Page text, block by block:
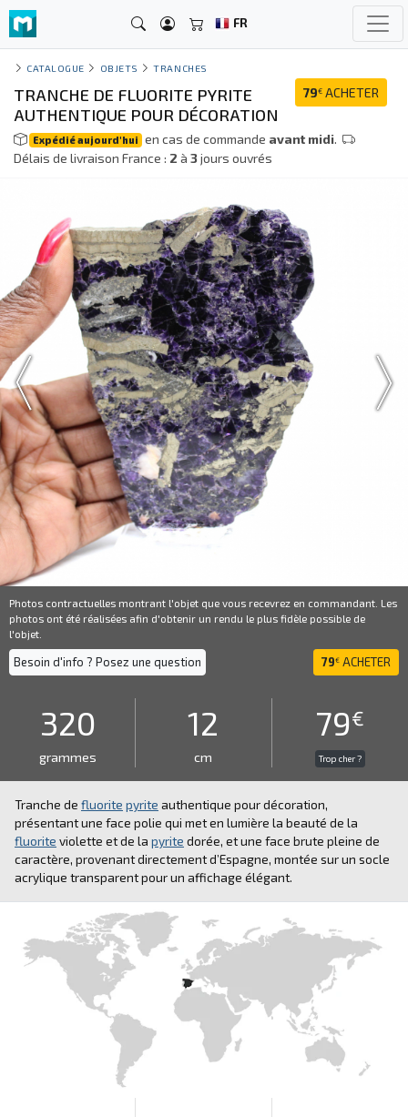
FR
CATALOGUE OBJETS TRANCHES
79€ ACHETER
TRANCHE DE FLUORITE PYRITE
AUTHENTIQUE POUR DÉCORATION
Expédié aujourd'hui en cas de commande avant midi.
Délais de livraison France : 2 à 3jours ouvrés
Photos contractuelles montrant l'objet que vous recevrez en commandant. Les
photos ont été réalisées afin d'obtenir un rendu le plus fidèle possible de
l'objet.
Besoin d'info ? Posez une question 79€ ACHETER
320
grammes
12
cm
79€
Trop cher ?
Tranche de fluorite pyrite authentique pour décoration,
présentant une face polie qui met en lumière la beauté de la
fluorite violette et de la pyrite dorée, et une face brute pleine de
caractère, provenant directement d’Espagne, montée sur un socle
acrylique transparent pour un affichage élégant.